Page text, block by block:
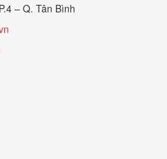
– Q. Tân Bình